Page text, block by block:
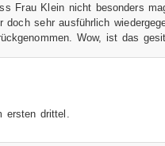
Frau Klein nicht besonders
sehr ausführlich
Wow, ist das
ersten drittel.